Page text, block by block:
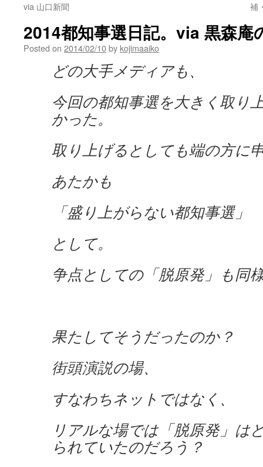
via 山口新聞
補
2014都知事選日記。via 黒森庵
Posted on 2014/02/10by kojimaaiko
どの大手メディアも、
今回の都知事選を大きく取り
かった。
取り上げるとしても端の方に
あたかも
「盛り上がらない都知事選」
として。
争点としての「脱原発」も同
果たしてそうだったのか？
街頭演説の場、
すなわちネットではなく、
リアルな場では「脱原発」は
られていたのだろう？